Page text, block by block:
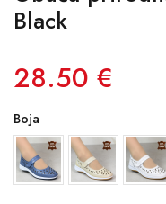
Black
28.50 €
Boja